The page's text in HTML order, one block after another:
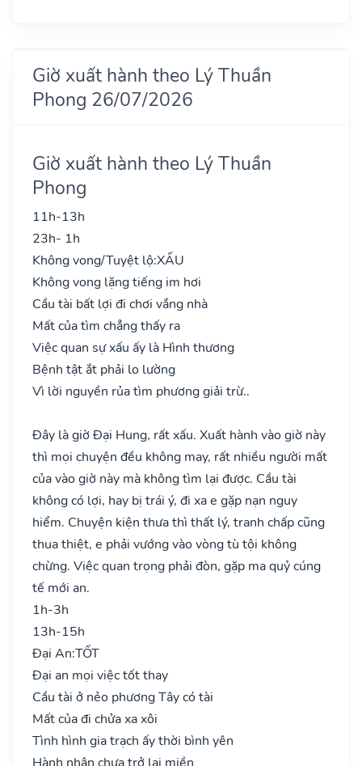
Giờ xuất hành theo Lý Thuần
Phong 26/07/2026
Giờ xuất hành theo Lý Thuần
Phong
11h-13h
23h- 1h
Không vong/Tuyệt lộ:XẤU
Không vong lặng tiếng im hơi
Cầu tài bất lợi đi chơi vắng nhà
Mất của tìm chẳng thấy ra
Việc quan sự xấu ấy là Hình thương
Bệnh tật ắt phải lo lường
Vì lời nguyền rủa tìm phương giải trừ..
Đây là giờ Đại Hung, rất xấu. Xuất hành vào giờ này
thì mọi chuyện đều không may, rất nhiều người mất
của vào giờ này mà không tìm lại được. Cầu tài
không có lợi, hay bị trái ý, đi xa e gặp nạn nguy
hiểm. Chuyện kiện thưa thì thất lý, tranh chấp cũng
thua thiệt, e phải vướng vào vòng tù tội không
chừng. Việc quan trọng phải đòn, gặp ma quỷ cúng
tế mới an.
1h-3h
13h-15h
Đại An:TỐT
Đại an mọi việc tốt thay
Cầu tài ở nẻo phương Tây có tài
Mất của đi chửa xa xôi
Tình hình gia trạch ấy thời bình yên